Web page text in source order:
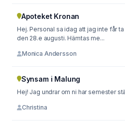
Apoteket Kronan
Hej. Personal sa idag att jag inte får ta ut Levomepromazine förrän
den 28.e augusti. Hämtas me...
Monica Andersson
Synsam i Malung
Hej! Jag undrar om ni har semester
Christina